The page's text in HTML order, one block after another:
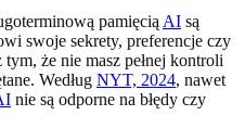
pamięcią AI są
swoje sekrety, preferencje czy
że nie masz pełnej kontroli
Według NYT, 2024, nawet
nie są odporne na błędy czy